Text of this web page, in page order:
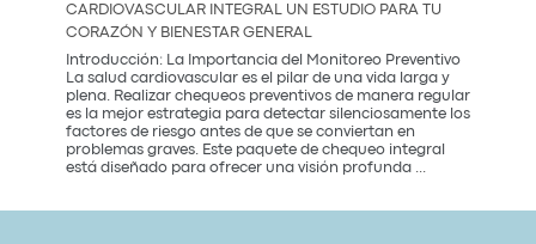
CARDIOVASCULAR INTEGRAL UN ESTUDIO PARA TU
CORAZÓN Y BIENESTAR GENERAL
Introducción: La Importancia del Monitoreo Preventivo
La salud cardiovascular es el pilar de una vida larga y
plena. Realizar chequeos preventivos de manera regular
es la mejor estrategia para detectar silenciosamente los
factores de riesgo antes de que se conviertan en
problemas graves. Este paquete de chequeo integral
está diseñado para ofrecer una visión profunda ...